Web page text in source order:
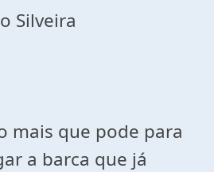
Silveira
mais que pode para
a barca que já